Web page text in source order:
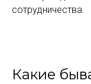
сотрудничества.
Какие